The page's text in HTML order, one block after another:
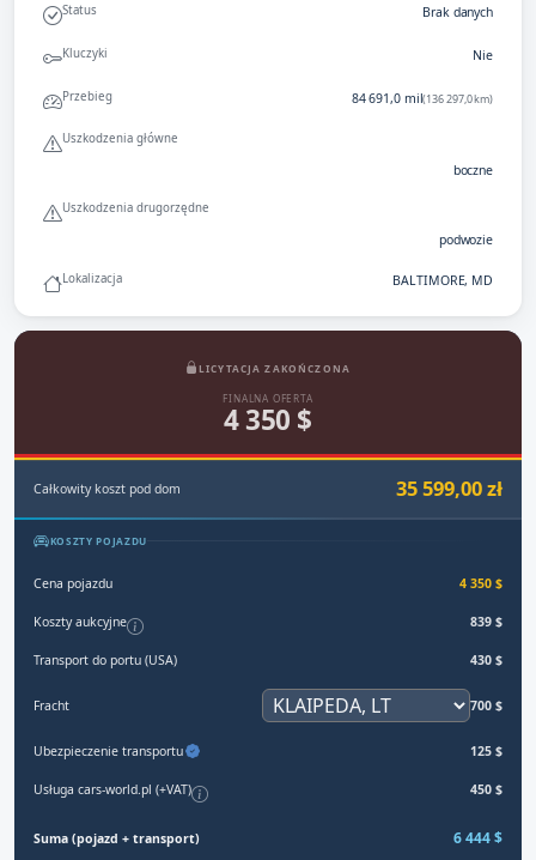
Status Brak danych
Kluczyki Nie
Przebieg 84 691,0 mil(136 297,0 km)
Uszkodzenia główne
boczne
Uszkodzenia drugorzędne
podwozie
Lokalizacja BALTIMORE, MD
LICYTACJA ZAKOŃCZONA
FINALNA OFERTA
4 350 $
Całkowity koszt pod dom 35 599,00 zł
KOSZTY POJAZDU
Cena pojazdu 4 350 $
Koszty aukcyjne 839 $
Transport do portu (USA) 430 $
Fracht 700 $
Ubezpieczenie transportu 125 $
Usługa cars-world.pl (+VAT) 450 $
Suma (pojazd + transport) 6 444 $